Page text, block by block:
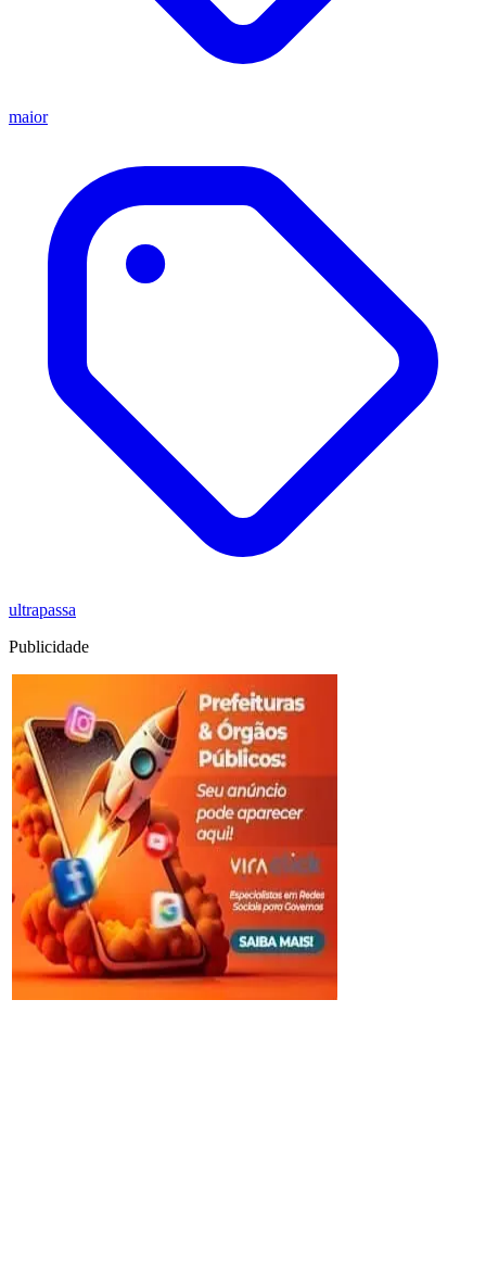
maior
ultrapassa
Publicidade